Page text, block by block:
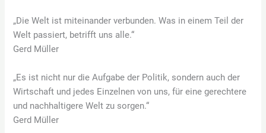
„Die Welt ist miteinander verbunden. Was in einem Teil der
Welt passiert, betrifft uns alle.“
Gerd Müller
„Es ist nicht nur die Aufgabe der Politik, sondern auch der
Wirtschaft und jedes Einzelnen von uns, für eine gerechtere
und nachhaltigere Welt zu sorgen.“
Gerd Müller